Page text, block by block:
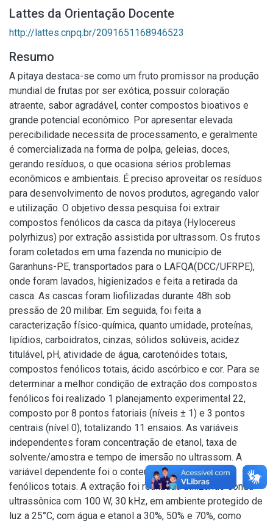
Lattes da Orientação Docente
http://lattes.cnpq.br/2091651168946523
Resumo
A pitaya destaca-se como um fruto promissor na produção
mundial de frutas por ser exótica, possuir coloração
atraente, sabor agradável, conter compostos bioativos e
grande potencial econômico. Por apresentar elevada
perecibilidade necessita de processamento, e geralmente
é comercializada na forma de polpa, geleias, doces,
gerando resíduos, o que ocasiona sérios problemas
econômicos e ambientais. É preciso aproveitar os resíduos
para desenvolvimento de novos produtos, agregando valor
e utilização. O objetivo dessa pesquisa foi extrair
compostos fenólicos da casca da pitaya (Hylocereus
polyrhizus) por extração assistida por ultrassom. Os frutos
foram coletados em uma fazenda no município de
Garanhuns-PE, transportados para o LAFQA(DCC/UFRPE),
onde foram lavados, higienizados e feita a retirada da
casca. As cascas foram liofilizadas durante 48h sob
pressão de 20 milibar. Em seguida, foi feita a
caracterização físico-química, quanto umidade, proteínas,
lipídios, carboidratos, cinzas, sólidos solúveis, acidez
titulável, pH, atividade de água, carotenóides totais,
compostos fenólicos totais, ácido ascórbico e cor. Para se
determinar a melhor condição de extração dos compostos
fenólicos foi realizado 1 planejamento experimental 22,
composto por 8 pontos fatoriais (níveis ± 1) e 3 pontos
centrais (nível 0), totalizando 11 ensaios. As variáveis
independentes foram concentração de etanol, taxa de
solvente/amostra e tempo de imersão no ultrassom. A
variável dependente foi o conteúdo de compostos
fenólicos totais. A extração foi realizada utilizando sonda
ultrassônica com 100 W, 30 kHz, em ambiente protegido de
luz a 25°C, com água e etanol a 30%, 50% e 70%, como